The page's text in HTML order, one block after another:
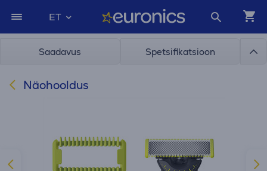
ET
Saadavus Spetsifikatsioon
Näohooldus